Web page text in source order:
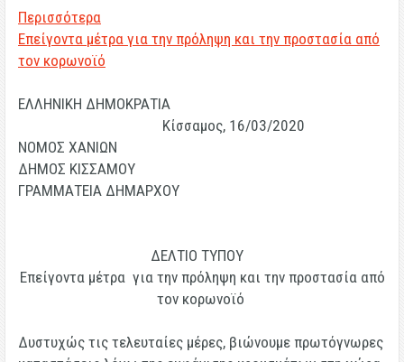
Περισσότερα
Επείγοντα μέτρα για την πρόληψη και την προστασία από
τον κορωνοϊό
ΕΛΛΗΝΙΚΗ ΔΗΜΟΚΡΑΤΙΑ
Κίσσαμος, 16/03/2020
ΝΟΜΟΣ ΧΑΝΙΩΝ
ΔΗΜΟΣ ΚΙΣΣΑΜΟΥ
ΓΡΑΜΜΑΤΕΙΑ ΔΗΜΑΡΧΟΥ
ΔΕΛΤΙΟ ΤΥΠΟΥ
Επείγοντα μέτρα για την πρόληψη και την προστασία από
τον κορωνοϊό
Δυστυχώς τις τελευταίες μέρες, βιώνουμε πρωτόγνωρες